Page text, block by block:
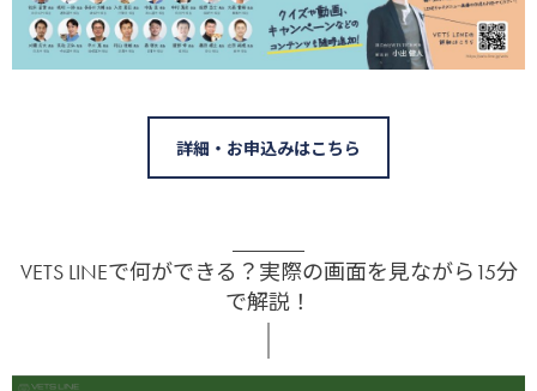
詳細・お申込みはこちら
VETS LINEで何ができる？実際の画面を見ながら15分
で解説！